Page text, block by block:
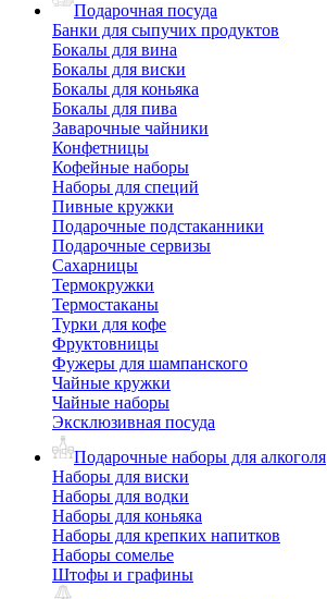
Подарочная посуда
Банки для сыпучих продуктов
Бокалы для вина
Бокалы для виски
Бокалы для коньяка
Бокалы для пива
Заварочные чайники
Конфетницы
Кофейные наборы
Наборы для специй
Пивные кружки
Подарочные подстаканники
Подарочные сервизы
Сахарницы
Термокружки
Термостаканы
Турки для кофе
Фруктовницы
Фужеры для шампанского
Чайные кружки
Чайные наборы
Эксклюзивная посуда
Подарочные наборы для алкоголя
Наборы для виски
Наборы для водки
Наборы для коньяка
Наборы для крепких напитков
Наборы сомелье
Штофы и графины